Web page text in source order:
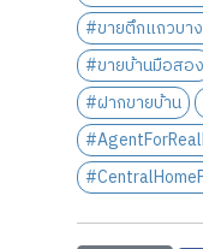
#ขายตึกแถวบา
#ขายบ้านมือสอง
#ฝากขายบ้าน